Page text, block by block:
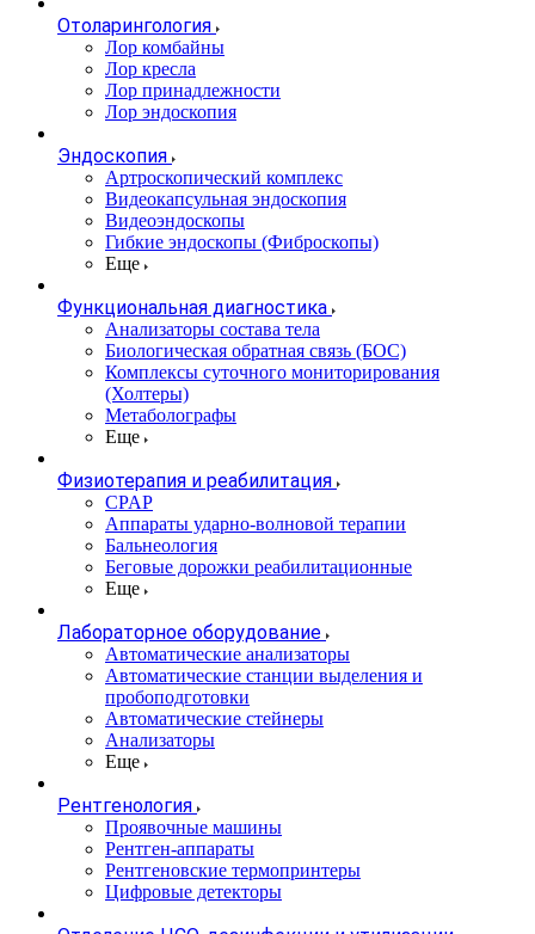
Отоларингология
Лор комбайны
Лор кресла
Лор принадлежности
Лор эндоскопия
Эндоскопия
Артроскопический комплекс
Видеокапсульная эндоскопия
Видеоэндоскопы
Гибкие эндоскопы (Фиброcкопы)
Еще
Функциональная диагностика
Анализаторы состава тела
Биологическая обратная связь (БОС)
Комплексы суточного мониторирования
(Холтеры)
Метаболографы
Еще
Физиотерапия и реабилитация
CPAP
Аппараты ударно-волновой терапии
Бальнеология
Беговые дорожки реабилитационные
Еще
Лабораторное оборудование
Автоматические анализаторы
Автоматические станции выделения и
пробоподготовки
Автоматические стейнеры
Анализаторы
Еще
Рентгенология
Проявочные машины
Рентген-аппараты
Рентгеновские термопринтеры
Цифровые детекторы